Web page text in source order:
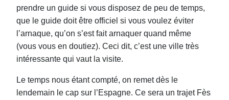
prendre un guide si vous disposez de peu de temps,
que le guide doit être officiel si vous voulez éviter
l’arnaque, qu’on s’est fait arnaquer quand même
(vous vous en doutiez). Ceci dit, c’est une ville très
intéressante qui vaut la visite.
Le temps nous étant compté, on remet dès le
lendemain le cap sur l’Espagne. Ce sera un trajet Fès